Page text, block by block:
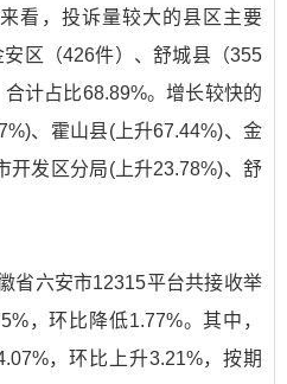
看，投诉量较大的县区主要
区（426件）、舒城县（355
计占比68.89%。增长较快的
、霍山县(上升67.44%)、金
开发区分局(上升23.78%)、舒
省六安市12315平台共接收举
，环比降低1.77%。其中，
，环比上升3.21%，按期